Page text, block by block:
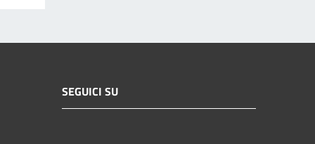
SEGUICI SU